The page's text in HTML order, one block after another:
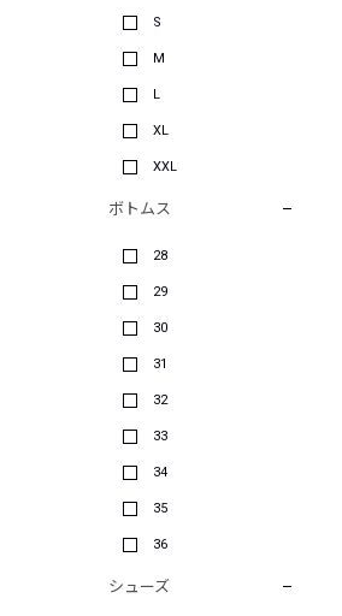
S
M
L
XL
XXL
ボトムス
28
29
30
31
32
33
34
35
36
シューズ